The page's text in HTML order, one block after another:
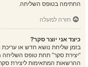
החתימה בטופס השליחה.
חזרה למעלה
כיצד אני יוצר סקר?
בזמן שליחת נושא חדש או
“יצירת סקר” תחת טופס
ההרשאות המתאימות ליצירת